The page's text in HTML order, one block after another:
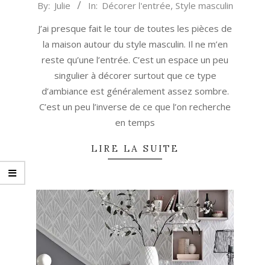
2022-
11
By: Julie In: Décorer l'entrée, Style masculin
J’ai presque fait le tour de toutes les pièces de
la maison autour du style masculin. Il ne m’en
reste qu’une l’entrée. C’est un espace un peu
singulier à décorer surtout que ce type
d’ambiance est généralement assez sombre.
C’est un peu l’inverse de ce que l’on recherche
en temps
LIRE LA SUITE